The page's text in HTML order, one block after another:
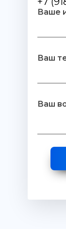
Ваше
Ваш
Ваш